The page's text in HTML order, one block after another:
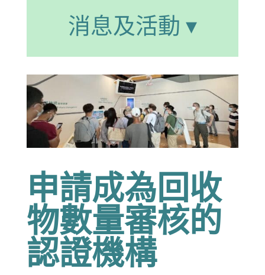
消息及活動 ▾
申請成為回收
物數量審核的
認證機構